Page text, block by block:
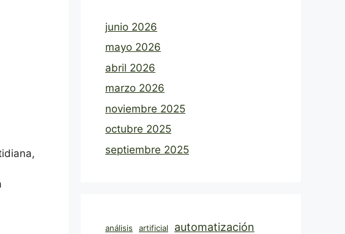
junio 2026
mayo 2026
abril 2026
marzo 2026
noviembre 2025
octubre 2025
septiembre 2025
análisis artificial automatización